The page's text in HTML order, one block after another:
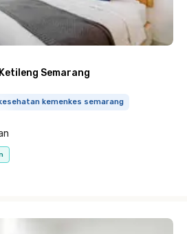
Semarang
kemenkes semarang